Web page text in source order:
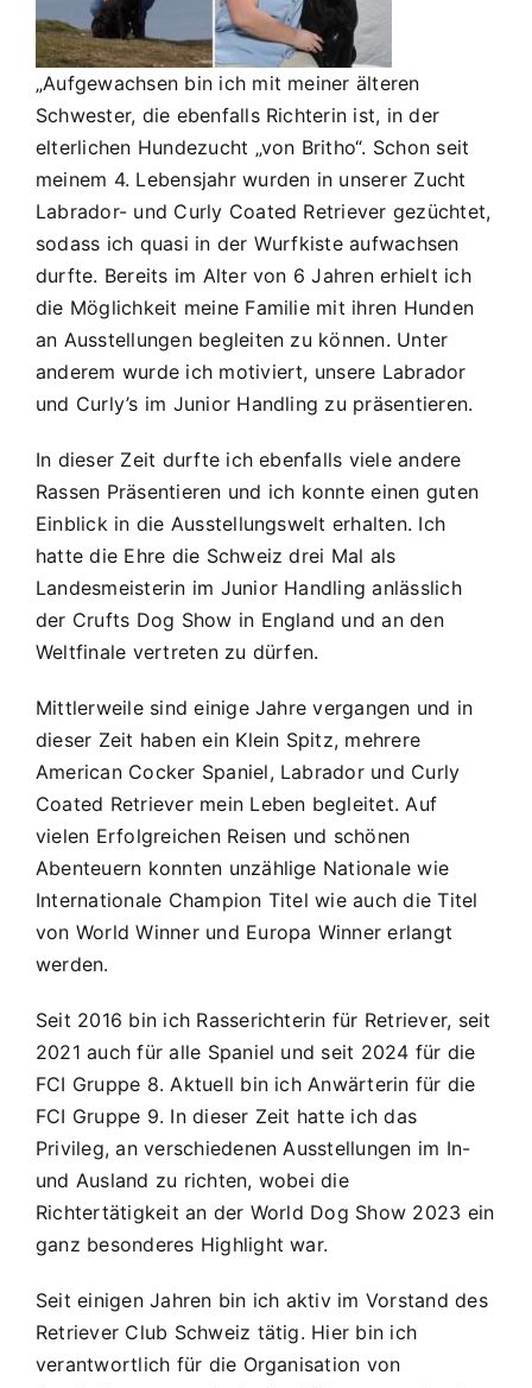
„Aufgewachsen bin ich mit meiner älteren
Schwester, die ebenfalls Richterin ist, in der
elterlichen Hundezucht „von Britho“. Schon seit
meinem 4. Lebensjahr wurden in unserer Zucht
Labrador- und Curly Coated Retriever gezüchtet,
sodass ich quasi in der Wurfkiste aufwachsen
durfte. Bereits im Alter von 6 Jahren erhielt ich
die Möglichkeit meine Familie mit ihren Hunden
an Ausstellungen begleiten zu können. Unter
anderem wurde ich motiviert, unsere Labrador
und Curly’s im Junior Handling zu präsentieren.
In dieser Zeit durfte ich ebenfalls viele andere
Rassen Präsentieren und ich konnte einen guten
Einblick in die Ausstellungswelt erhalten. Ich
hatte die Ehre die Schweiz drei Mal als
Landesmeisterin im Junior Handling anlässlich
der Crufts Dog Show in England und an den
Weltfinale vertreten zu dürfen.
Mittlerweile sind einige Jahre vergangen und in
dieser Zeit haben ein Klein Spitz, mehrere
American Cocker Spaniel, Labrador und Curly
Coated Retriever mein Leben begleitet. Auf
vielen Erfolgreichen Reisen und schönen
Abenteuern konnten unzählige Nationale wie
Internationale Champion Titel wie auch die Titel
von World Winner und Europa Winner erlangt
werden.
Seit 2016 bin ich Rasserichterin für Retriever, seit
2021 auch für alle Spaniel und seit 2024 für die
FCI Gruppe 8. Aktuell bin ich Anwärterin für die
FCI Gruppe 9. In dieser Zeit hatte ich das
Privileg, an verschiedenen Ausstellungen im In-
und Ausland zu richten, wobei die
Richtertätigkeit an der World Dog Show 2023 ein
ganz besonderes Highlight war.
Seit einigen Jahren bin ich aktiv im Vorstand des
Retriever Club Schweiz tätig. Hier bin ich
verantwortlich für die Organisation von